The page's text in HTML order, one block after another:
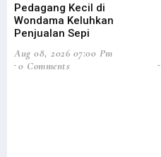
Pedagang Kecil di
Wondama Keluhkan
Penjualan Sepi
Aug 08, 2026 07:00 Pm
0 Comments